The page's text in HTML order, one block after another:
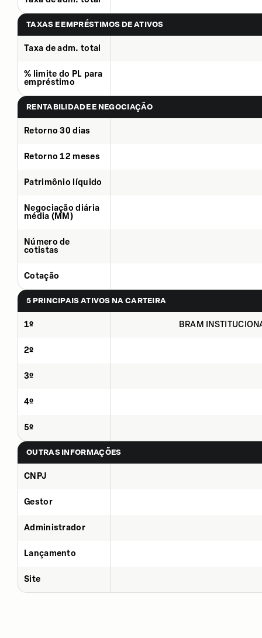
TAXAS E EMPRÉSTIMOS DE ATIVOS
Taxa de adm. total
% limite do PL para
empréstimo
RENTABILIDADE E NEGOCIAÇÃO
Retorno 30 dias
Retorno 12 meses
Patrimônio líquido
Negociação diária
média (MM)
Número de
cotistas
Cotação
5 PRINCIPAIS ATIVOS NA CARTEIRA
1º BRAM
2º
3º
4º
5º
OUTRAS INFORMAÇÕES
CNPJ
Gestor
Administrador
Lançamento
Site